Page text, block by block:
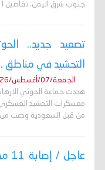
جنوب شرق اليمن. تفاصيل ا
تصعيد جديد..
التحشيد في مناطق
الجمعة/07/أغسطس/2026 - 08:36 م
هددت جماعة الحوثي
معسكرات التحشيد العسكري
من قبل السعودية ودعت